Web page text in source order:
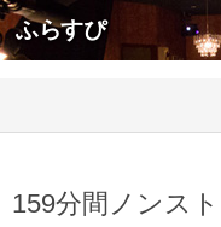
Skip to content
ふらすぴ
159分間ノンス